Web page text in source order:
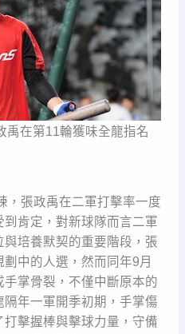
禹在第11輪獲味全龍指名
，張政禹在二軍打擊率一度
肯定，對新球隊而言二軍
培養默契的重要階段，張
中的人選，然而同年9月
掌骨裂，不僅中斷原本的
年一軍開季初期，手掌傷
擊握棒與擊球力量，守備